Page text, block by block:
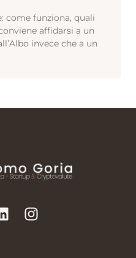
come funziona, quali
affidarsi a un
invece che a un